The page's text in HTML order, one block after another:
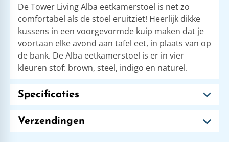
De Tower Living Alba eetkamerstoel is net zo
comfortabel als de stoel eruitziet! Heerlijk dikke
kussens in een voorgevormde kuip maken dat je
voortaan elke avond aan tafel eet, in plaats van op
de bank. De Alba eetkamerstoel is er in vier
kleuren stof: brown, steel, indigo en naturel.
Specificaties
Verzendingen